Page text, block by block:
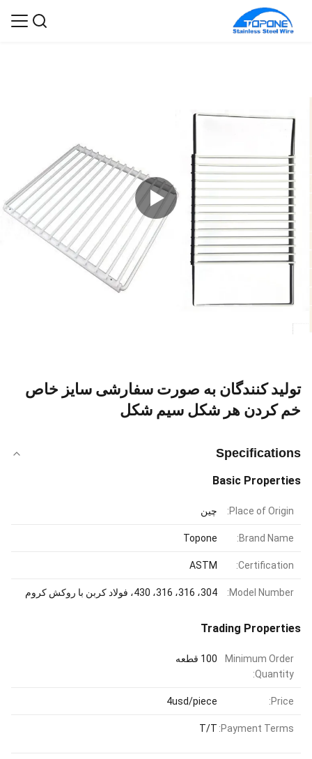
تولید کنندگان به صورت سفارشی سایز خاص
خم کردن هر شکل سیم شکل
Specifications
Basic Properties
Place of Origin: چین
Brand Name:
Topone
Certification:
ASTM
Model Number: 304، 316، 316، 430، فولاد کربن با روکش کروم
Trading Properties
Minimum Order
Quantity:
100 قطعه
Price:
4usd/piece
Payment Terms:
T/T